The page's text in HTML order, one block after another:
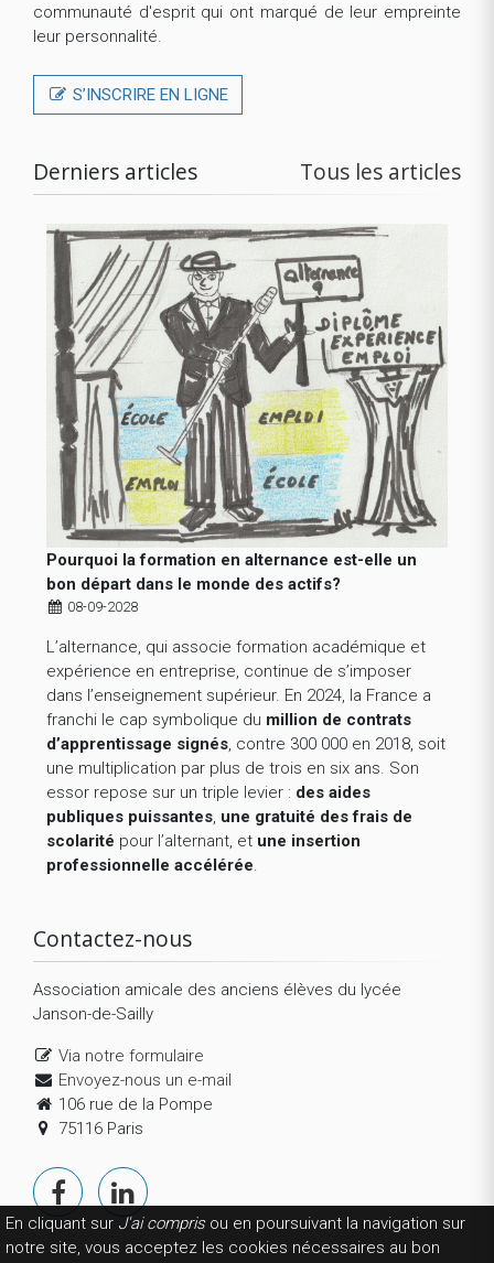
En cliquant sur J'ai comprisou en poursuivant la navigation sur
notre site, vous acceptez les cookies nécessaires au bon
communauté d'esprit qui ont marqué de leur empreinte
leur personnalité.
S’INSCRIRE EN LIGNE
Derniers articles Tous les articles
Pourquoi la formation en alternance est-elle un
bon départ dans le monde des actifs?
08-09-2028
L’alternance, qui associe formation académique et
expérience en entreprise, continue de s’imposer
dans l’enseignement supérieur. En 2024, la France a
franchi le cap symbolique du million de contrats
d’apprentissage signés, contre 300 000 en 2018, soit
une multiplication par plus de trois en six ans. Son
essor repose sur un triple levier : des aides
publiques puissantes, une gratuité des frais de
scolarité pour l’alternant, et une insertion
professionnelle accélérée.
Contactez-nous
Association amicale des anciens élèves du lycée
Janson-de-Sailly
Via notre formulaire
Envoyez-nous un e-mail
106 rue de la Pompe
75116 Paris